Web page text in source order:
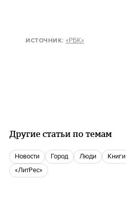
ИСТОЧНИК: «РБК»
Другие статьи по темам
новости город люди книги
«ЛитРес»